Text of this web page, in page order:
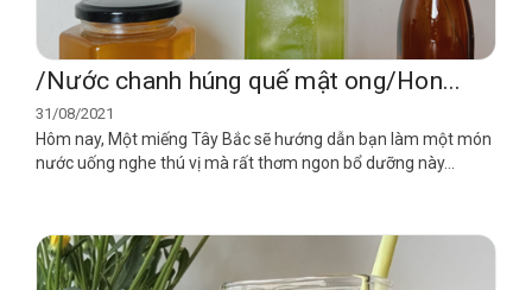
/Nước chanh húng quế mật ong/Hon...
31/08/2021
Hôm nay, Một miếng Tây Bắc sẽ hướng dẫn bạn làm một món
nước uống nghe thú vị mà rất thơm ngon bổ dưỡng này...